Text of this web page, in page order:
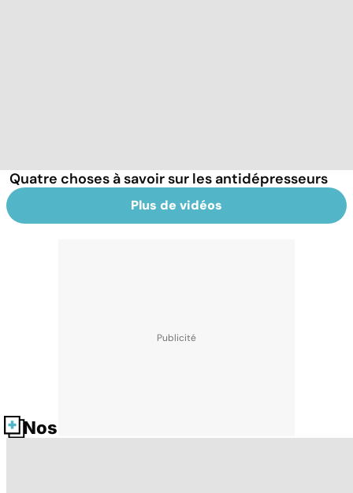
Quatre choses à savoir sur les antidépresseurs
Plus de vidéos
Nos fiches santé